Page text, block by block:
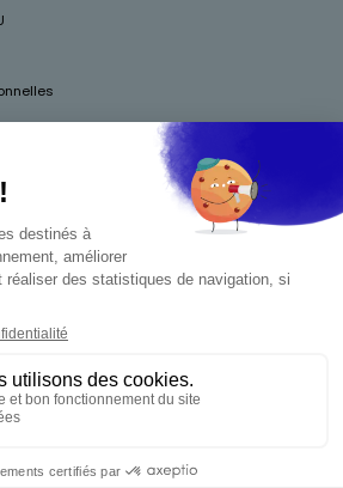
au moins cinq fruits et légumes par jour, plus
surwww.mangerbouger.fr
de moins de 18 ans
de majorité de l'acheteur est exigée au
la vente en ligne. CODE DE LA SANTÉ